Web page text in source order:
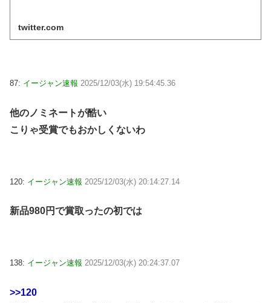
twitter.com
87: イージャン速報 2025/12/03(水) 19:54:45.36
他のノミネートが酷い
こりゃ受賞でもおかしくないわ
120: イージャン速報 2025/12/03(水) 20:14:27.14
新品980円で賞取ったの初では
138: イージャン速報 2025/12/03(水) 20:24:37.07
>>120